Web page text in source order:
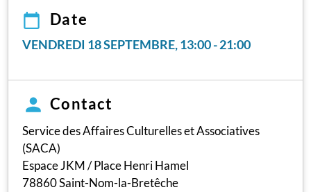
Date
VENDREDI 18 SEPTEMBRE, 13:00-21:00
Contact
Service des Affaires Culturelles et Associatives
(SACA)
Espace JKM / Place Henri Hamel
78860 Saint-Nom-la-Bretêche